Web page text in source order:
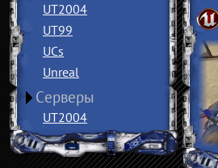
UT2004
UT99
UCs
Unreal
Серверы
UT2004